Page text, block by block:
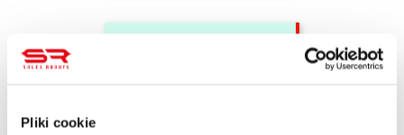
Pliki cookie